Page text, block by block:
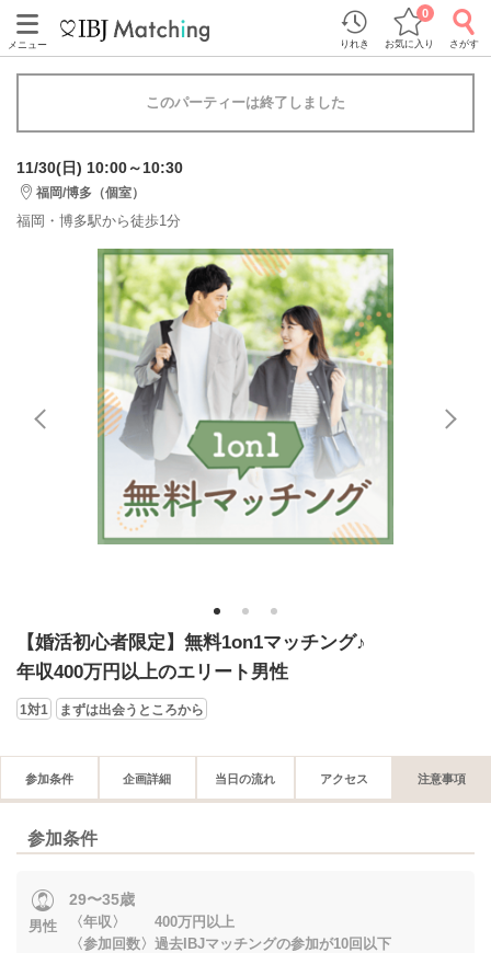
メニュー りれき お気に入り
0
さがす
このパーティーは終了しました
11/30(日) 10:00～10:30
福岡/博多（個室）
福岡・博多駅から徒歩1分
1 2 3
【婚活初心者限定】無料1on1マッチング♪
年収400万円以上のエリート男性
1対1 まずは出会うところから
参加条件 企画詳細 当日の流れ アクセス 注意事項
参加条件
男性
29〜35歳
〈年収〉 400万円以上
〈参加回数〉過去IBJマッチングの参加が10回以下